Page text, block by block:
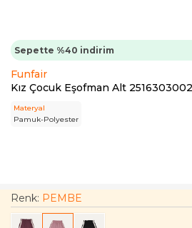
Sepette %40 indirim
Funfair
Kız Çocuk Eşofman Alt
Materyal
Pamuk-Polyester
Renk: PEMBE